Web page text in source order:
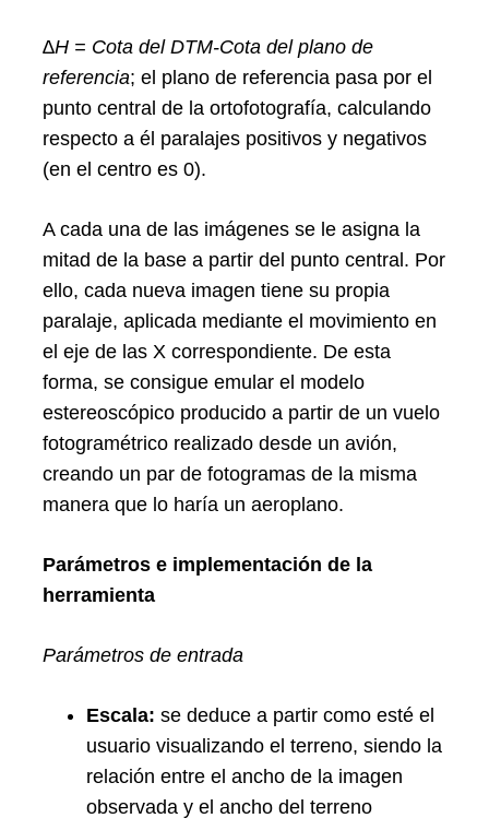
∆H = Cota del DTM-Cota del plano de
referencia; el plano de referencia pasa por el
punto central de la ortofotografía, calculando
respecto a él paralajes positivos y negativos
(en el centro es 0).
A cada una de las imágenes se le asigna la
mitad de la base a partir del punto central. Por
ello, cada nueva imagen tiene su propia
paralaje, aplicada mediante el movimiento en
el eje de las X correspondiente. De esta
forma, se consigue emular el modelo
estereoscópico producido a partir de un vuelo
fotogramétrico realizado desde un avión,
creando un par de fotogramas de la misma
manera que lo haría un aeroplano.
Parámetros e implementación de la
herramienta
Parámetros de entrada
Escala: se deduce a partir como esté el
usuario visualizando el terreno, siendo la
relación entre el ancho de la imagen
observada y el ancho del terreno